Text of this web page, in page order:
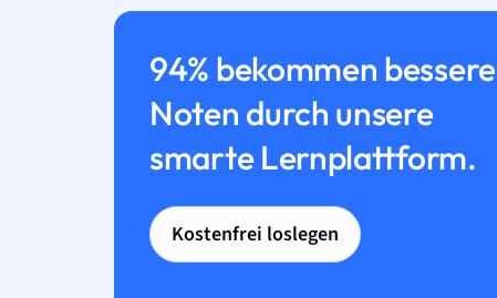
94% bekommen bessere
Noten durch unsere
smarte Lernplattform.
Kostenfrei loslegen